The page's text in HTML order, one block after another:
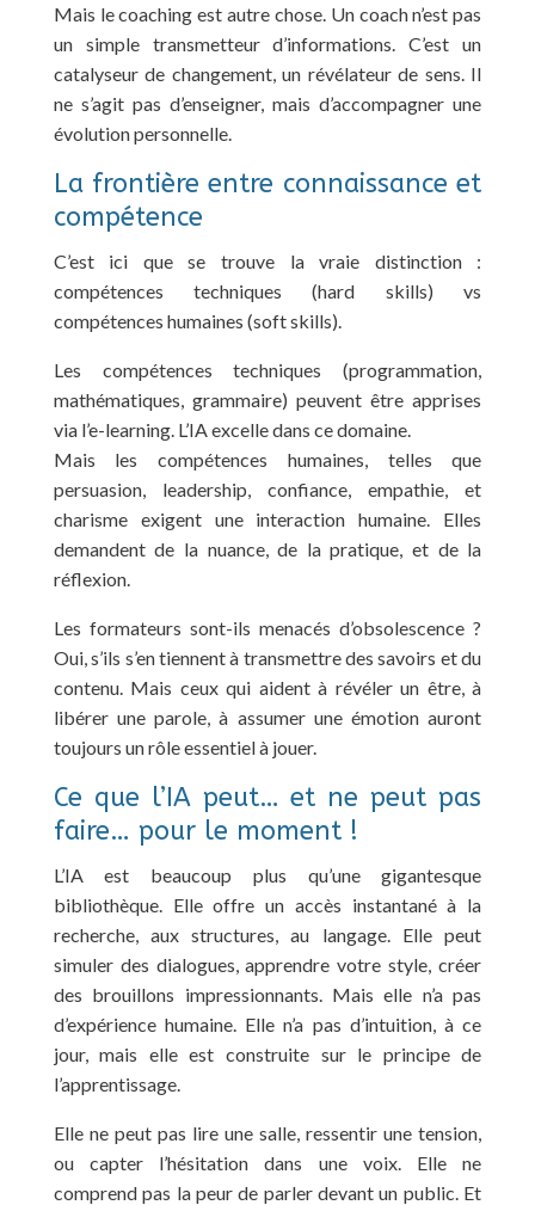
Mais le coaching est autre chose. Un coach n’est pas
un simple transmetteur d’informations. C’est un
catalyseur de changement, un révélateur de sens. Il
ne s’agit pas d’enseigner, mais d’accompagner une
évolution personnelle.
La frontière entre connaissance et
compétence
C’est ici que se trouve la vraie distinction :
compétences techniques (hard skills) vs
compétences humaines (soft skills).
Les compétences techniques (programmation,
mathématiques, grammaire) peuvent être apprises
via l’e-learning. L’IA excelle dans ce domaine.
Mais les compétences humaines, telles que
persuasion, leadership, confiance, empathie, et
charisme exigent une interaction humaine. Elles
demandent de la nuance, de la pratique, et de la
réflexion.
Les formateurs sont-ils menacés d’obsolescence ?
Oui, s’ils s’en tiennent à transmettre des savoirs et du
contenu. Mais ceux qui aident à révéler un être, à
libérer une parole, à assumer une émotion auront
toujours un rôle essentiel à jouer.
Ce que l’IA peut… et ne peut pas
faire… pour le moment !
L’IA est beaucoup plus qu’une gigantesque
bibliothèque. Elle offre un accès instantané à la
recherche, aux structures, au langage. Elle peut
simuler des dialogues, apprendre votre style, créer
des brouillons impressionnants. Mais elle n’a pas
d’expérience humaine. Elle n’a pas d’intuition, à ce
jour, mais elle est construite sur le principe de
l’apprentissage.
Elle ne peut pas lire une salle, ressentir une tension,
ou capter l’hésitation dans une voix. Elle ne
comprend pas la peur de parler devant un public. Et